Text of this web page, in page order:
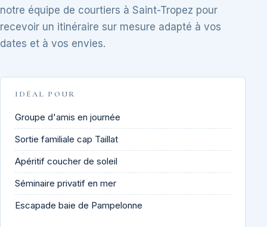
notre équipe de courtiers à Saint-Tropez pour
recevoir un itinéraire sur mesure adapté à vos
dates et à vos envies.
IDÉAL POUR
Groupe d'amis en journée
Sortie familiale cap Taillat
Apéritif coucher de soleil
Séminaire privatif en mer
Escapade baie de Pampelonne